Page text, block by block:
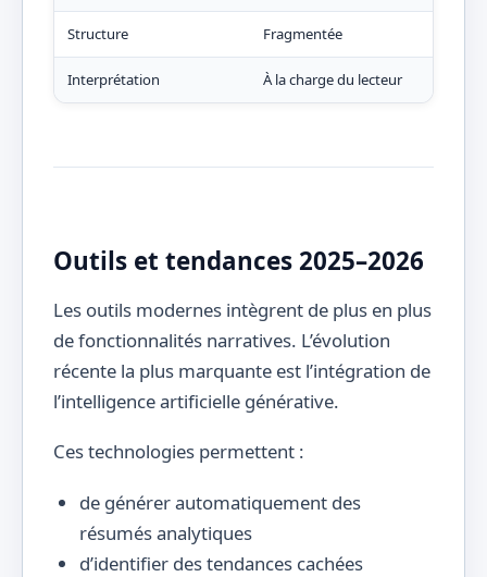
Structure Fragmentée
Interprétation À la charge du lecteur
Outils et tendances 2025–2026
Les outils modernes intègrent de plus en plus
de fonctionnalités narratives. L’évolution
récente la plus marquante est l’intégration de
l’intelligence artificielle générative.
Ces technologies permettent :
de générer automatiquement des
résumés analytiques
d’identifier des tendances cachées